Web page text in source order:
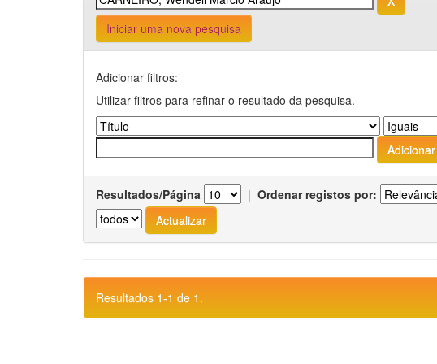
Iniciar uma nova pesquisa
Adicionar filtros:
Utilizar filtros para refinar o resultado da pesquisa.
Resultados/Página | Ordenar registos por:
Resultados 1-1 de 1.